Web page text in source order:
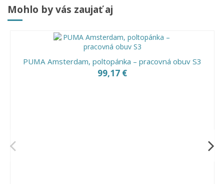
Mohlo by vás zaujať aj
PUMA Amsterdam, poltopánka – pracovná obuv S3
99,17 €